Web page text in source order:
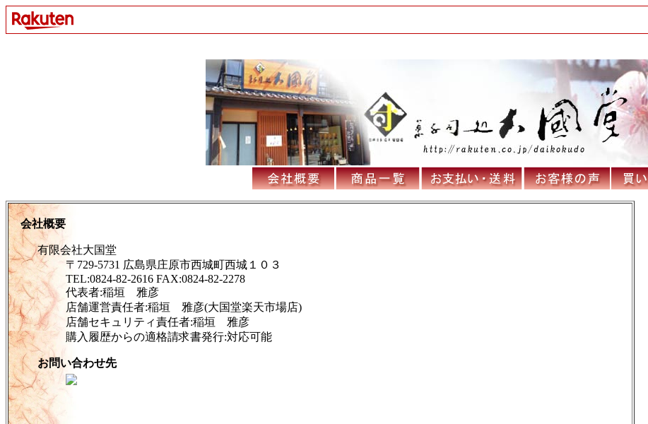
会社概要
有限会社大国堂
〒729-5731 広島県庄原市西城町西城１０３
TEL:0824-82-2616 FAX:0824-82-2278
代表者:稲垣 雅彦
店舗運営責任者:稲垣 雅彦(大国堂楽天市場店)
店舗セキュリティ責任者:稲垣 雅彦
購入履歴からの適格請求書発行:対応可能
お問い合わせ先